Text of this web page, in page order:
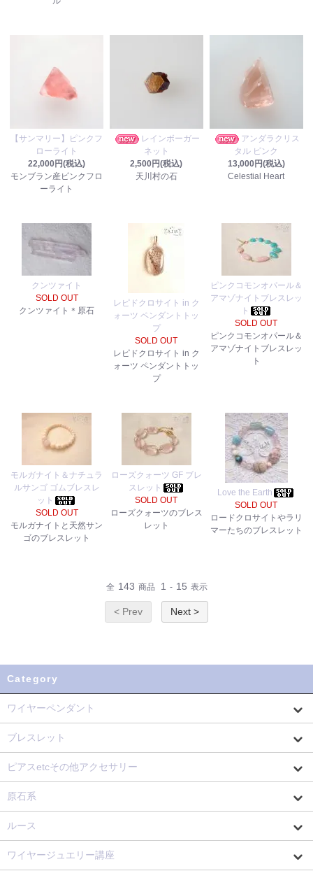
【サンマリー】ピンクフ
ローライト
22,000円(税込)
モンブラン産ピンクフロ
ーライト
レインボーガー
ネット
2,500円(税込)
天川村の石
アンダラクリス
タル ピンク
13,000円(税込)
Celestial Heart
クンツァイト
SOLD OUT
クンツァイト＊原石
レピドクロサイト in ク
ォーツ ペンダントトッ
プ
SOLD OUT
レピドクロサイト in ク
ォーツ ペンダントトッ
プ
ピンクコモンオパール＆
アマゾナイトブレスレッ
ト
SOLD OUT
ピンクコモンオパール＆
アマゾナイトブレスレッ
ト
モルガナイト＆ナチュラ
ルサンゴ ゴムブレスレ
ット
SOLD OUT
モルガナイトと天然サン
ゴのブレスレット
ローズクォーツ GF ブレ
スレット
SOLD OUT
ローズクォーツのブレス
レット
Love the Earth
SOLD OUT
ロードクロサイトやラリ
マーたちのブレスレット
全 143 商品 1 - 15 表示
< Prev Next >
Category
ワイヤーペンダント
ブレスレット
ピアスetcその他アクセサリー
原石系
ルース
ワイヤージュエリー講座